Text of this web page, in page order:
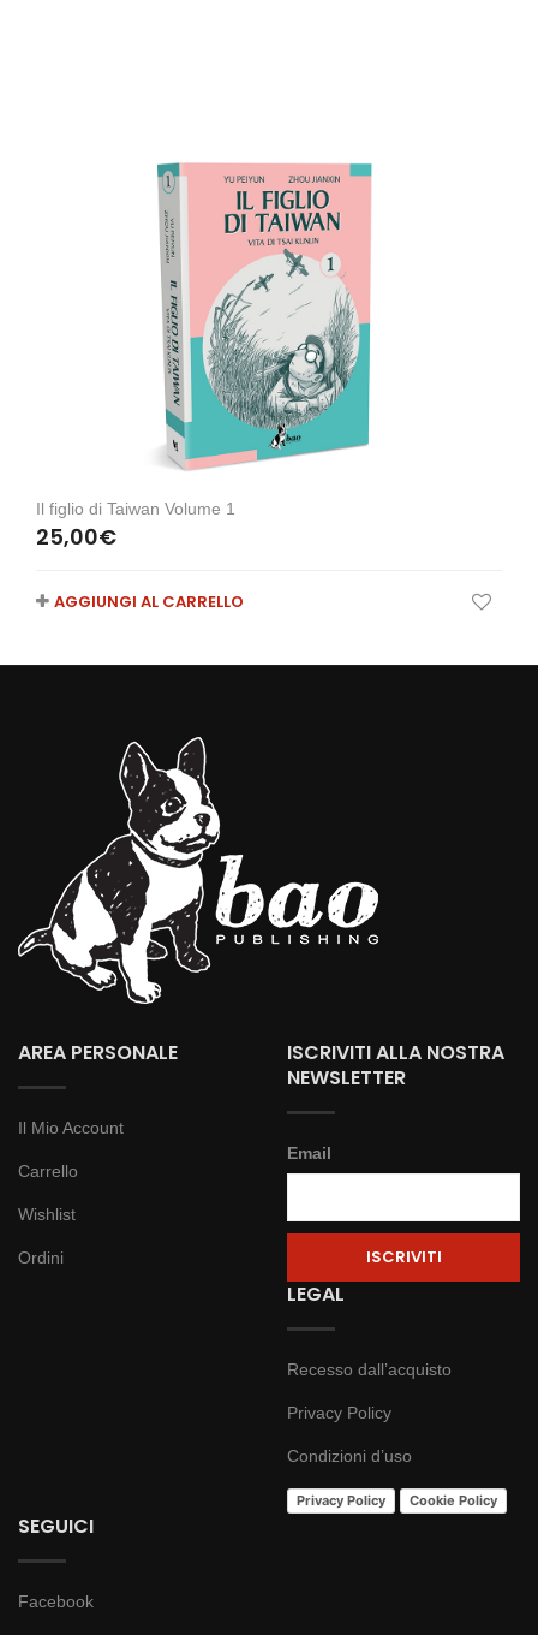
Il figlio di Taiwan Volume 1
25,00€
AGGIUNGI AL CARRELLO
AREA PERSONALE
Il Mio Account
Carrello
Wishlist
Ordini
ISCRIVITI ALLA NOSTRA
NEWSLETTER
Email
LEGAL
Recesso dall’acquisto
Privacy Policy
Condizioni d’uso
Privacy Policy Cookie Policy
SEGUICI
Facebook